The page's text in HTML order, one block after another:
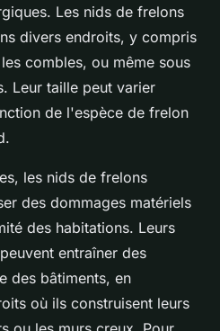
Les nids de frelons
divers endroits, y compris
combles, ou même sous
Leur taille peut varier
de l'espèce de frelon
les nids de frelons
des dommages matériels
des habitations. Leurs
entraîner des
des bâtiments, en
où ils construisent leurs